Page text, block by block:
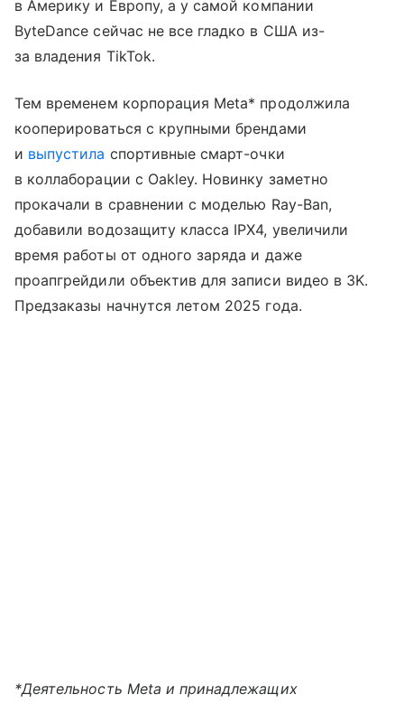
в Америку и Европу, а у самой компании
ByteDance сейчас не все гладко в США из-
за владения TikTok.
Тем временем корпорация Meta* продолжила
кооперироваться с крупными брендами
и выпустила спортивные смарт-очки
в коллаборации с Oakley. Новинку заметно
прокачали в сравнении с моделью Ray-Ban,
добавили водозащиту класса IPX4, увеличили
время работы от одного заряда и даже
проапгрейдили объектив для записи видео в 3K.
Предзаказы начнутся летом 2025 года.
*Деятельность Meta и принадлежащих